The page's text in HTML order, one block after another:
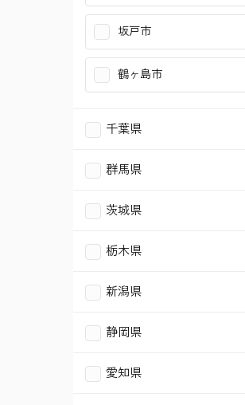
東大和市
東久留米市
武蔵村山市
羽村市
伊勢原市
海老名市
座間市
綾瀬市
中郡二宮町
足柄上郡大井町
愛甲郡愛川町
坂戸市
鶴ヶ島市
千葉県
千葉市中央区
千葉市花見川区
千葉市稲毛区
千葉市緑区
船橋市
木更津市
群馬県
太田市
茨城県
結城市
栃木県
宇都宮市
新潟県
新潟市中央区
静岡県
浜松市中央区
愛知県